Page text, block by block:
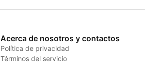
Acerca de nosotros y contactos
Política de privacidad
Términos del servicio